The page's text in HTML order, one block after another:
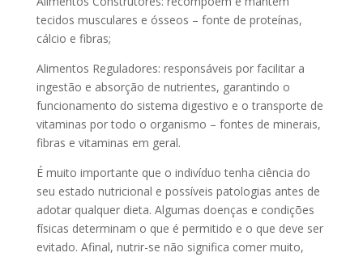
tecidos musculares e ósseos – fonte de proteínas,
cálcio e fibras;
Alimentos Reguladores: responsáveis por facilitar a
ingestão e absorção de nutrientes, garantindo o
funcionamento do sistema digestivo e o transporte de
vitaminas por todo o organismo – fontes de minerais,
fibras e vitaminas em geral.
É muito importante que o indivíduo tenha ciência do
seu estado nutricional e possíveis patologias antes de
adotar qualquer dieta. Algumas doenças e condições
físicas determinam o que é permitido e o que deve ser
evitado. Afinal, nutrir-se não significa comer muito,